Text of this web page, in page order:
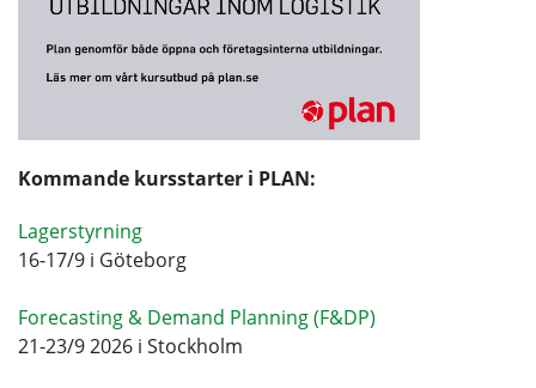
Kommande kursstarter i PLAN:
Lagerstyrning
16-17/9 i Göteborg
Forecasting & Demand Planning (F&DP)
21-23/9 2026 i Stockholm